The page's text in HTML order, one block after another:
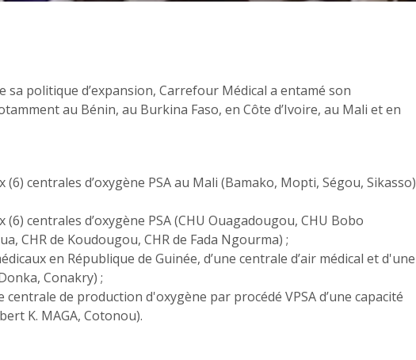
sa politique d’expansion, Carrefour Médical a entamé son
au Bénin, au Burkina Faso, en Côte d’Ivoire, au Mali et en
centrales d’oxygène PSA au Mali (Bamako, Mopti, Ségou, Sikasso)
centrales d’oxygène PSA (CHU Ouagadougou, CHU Bobo
CHR de Koudougou, CHR de Fada Ngourma) ;
en République de Guinée, d’une centrale d’air médical et d'une
Conakry) ;
centrale de production d'oxygène par procédé VPSA d’une capacité
K. MAGA, Cotonou).